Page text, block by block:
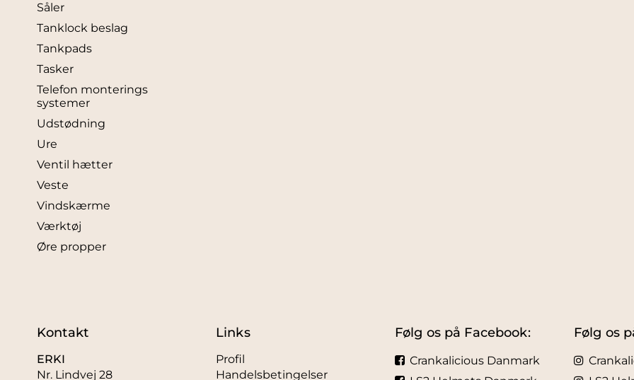
Såler
Tanklock beslag
Tankpads
Tasker
Telefon monterings
systemer
Udstødning
Ure
Ventil hætter
Veste
Vindskærme
Værktøj
Øre propper
Kontakt
ERKI
Nr. Lindvej 28
Links
Profil
Handelsbetingelser
Følg os på Facebook:
Crankalicious Danmark
Følg os